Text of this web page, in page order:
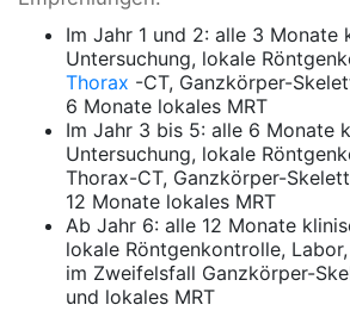
Im Jahr 1 und 2: alle 3 Monate
Untersuchung, lokale
Thorax -CT, Ganzkörper-
6 Monate lokales MRT
Im Jahr 3 bis 5: alle 6 Monate
Untersuchung, lokale
Thorax-CT, Ganzkörper-
12 Monate lokales MRT
Ab Jahr 6: alle 12 Monate
lokale Röntgenkontrolle,
im Zweifelsfall Ganzkörper-
und lokales MRT